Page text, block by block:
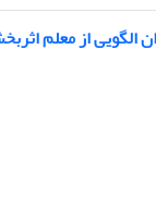
الگویی از معلم